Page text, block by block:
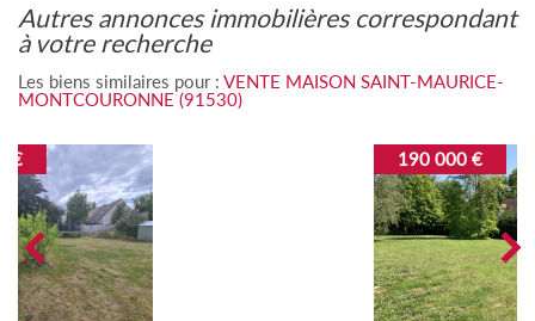
autres annonces immobilières correspondant
à votre recherche
Les biens similaires pour : VENTE MAISON SAINT-MAURICE-
MONTCOURONNE (91530)